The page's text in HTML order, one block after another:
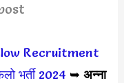
Recruitment
भर्ती 2024 ➥ अन्ना